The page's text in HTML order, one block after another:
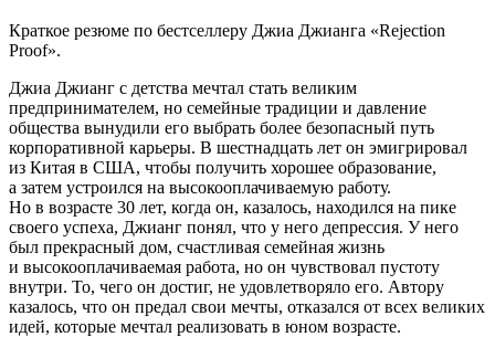
Краткое резюме по бестселлеру Джиа Джианга «Rejection
Proof».
Джиа Джианг с детства мечтал стать великим
предпринимателем, но семейные традиции и давление
общества вынудили его выбрать более безопасный путь
корпоративной карьеры. В шестнадцать лет он эмигрировал
из Китая в США, чтобы получить хорошее образование,
а затем устроился на высокооплачиваемую работу.
Но в возрасте 30 лет, когда он, казалось, находился на пике
своего успеха, Джианг понял, что у него депрессия. У него
был прекрасный дом, счастливая семейная жизнь
и высокооплачиваемая работа, но он чувствовал пустоту
внутри. То, чего он достиг, не удовлетворяло его. Автору
казалось, что он предал свои мечты, отказался от всех великих
идей, которые мечтал реализовать в юном возрасте.